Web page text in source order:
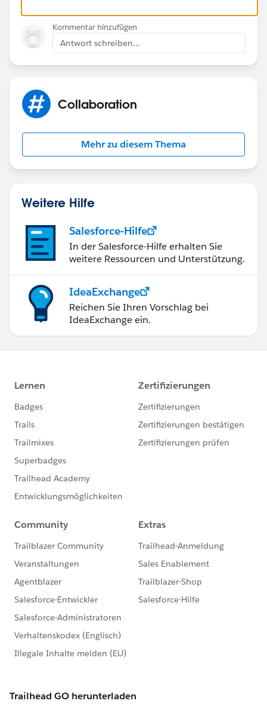
Kommentar hinzufügen
Antwort schreiben...
Collaboration
Mehr zu diesem Thema
Weitere Hilfe
Salesforce-Hilfe
In der Salesforce-Hilfe erhalten Sie
weitere Ressourcen und Unterstützung.
IdeaExchange
Reichen Sie Ihren Vorschlag bei
IdeaExchange ein.